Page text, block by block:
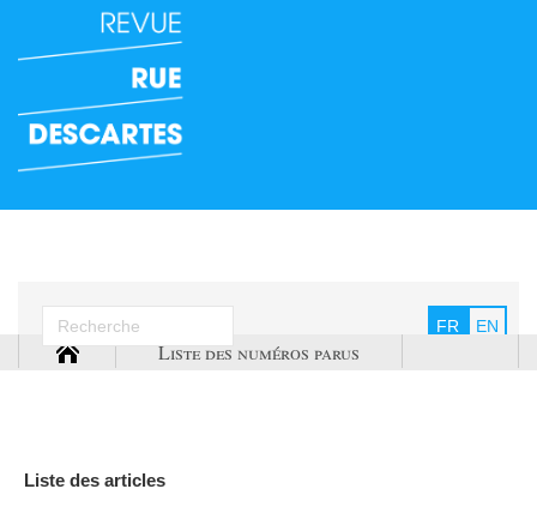
FR EN
Liste des numéros parus
Liste des articles